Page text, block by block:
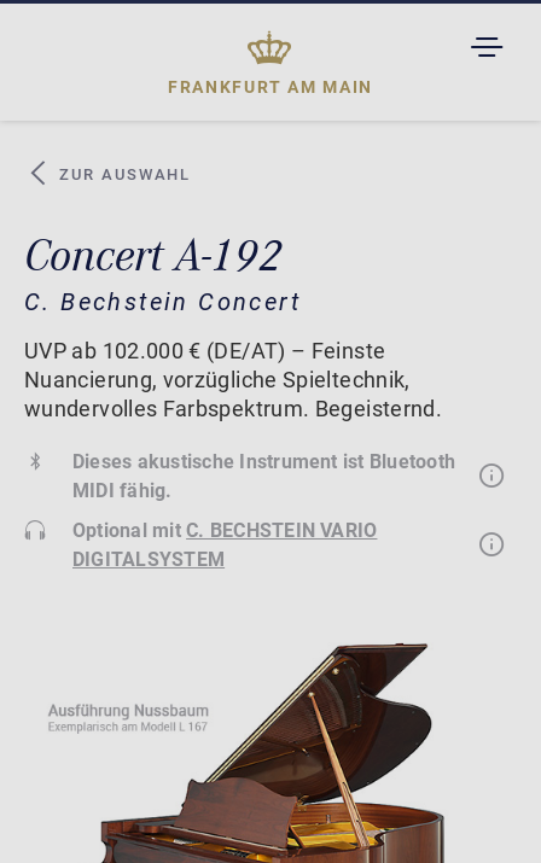
FRANKFURT AM MAIN
ZUR AUSWAHL
Concert A-192
C. Bechstein Concert
UVP ab 102.000 € (DE/AT) – Feinste
Nuancierung, vorzügliche Spieltechnik,
wundervolles Farbspektrum. Begeisternd.
Dieses akustische Instrument ist Bluetooth
MIDI fähig.
Optional mitC. BECHSTEIN VARIO
DIGITALSYSTEM